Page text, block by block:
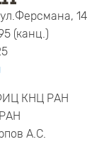
14
(канц.)
КНЦ РАН
А.С.